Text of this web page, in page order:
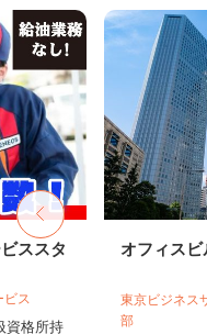
ススタ
ス
格所持
オフィスビ
東京ビジネ
部